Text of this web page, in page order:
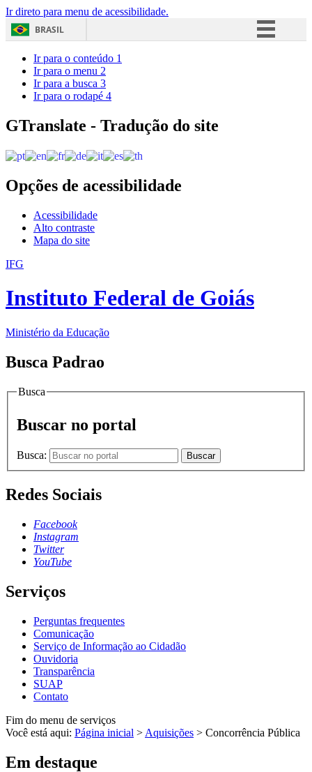
Ir direto para menu de acessibilidade.
BRASIL
Acesso à informação
Ir para o conteúdo 1
Ir para o menu 2
Ir para a busca 3
Ir para o rodapé 4
GTranslate - Tradução do site
Opções de acessibilidade
Acessibilidade
Alto contraste
Mapa do site
IFG
Instituto Federal de Goiás
Ministério da Educação
Busca Padrao
Busca
Buscar no portal
Busca: Buscar
Redes Sociais
Facebook
Instagram
Twitter
YouTube
Serviços
Perguntas frequentes
Comunicação
Serviço de Informação ao Cidadão
Ouvidoria
Transparência
SUAP
Contato
Fim do menu de serviços
Você está aqui: Página inicial > Aquisições > Concorrência Pública
Em destaque